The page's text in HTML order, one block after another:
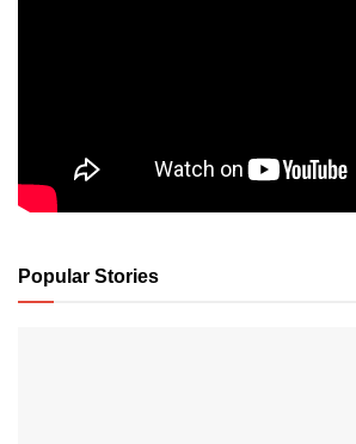
Popular Stories